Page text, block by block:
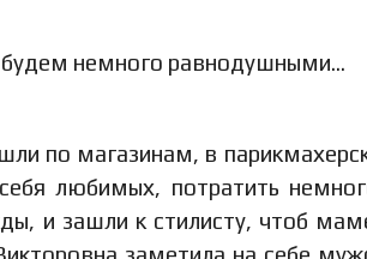
немного равнодушными…
по магазинам, в
любимых, потратить
и зашли к стилисту, чтоб